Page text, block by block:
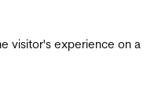
visitor's experience on a